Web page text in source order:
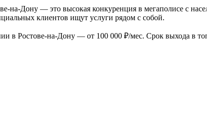
на-Дону — это высокая конкуренция в мегаполисе с
клиентов ищут услуги рядом с собой.
в Ростове-на-Дону — от 100 000 ₽/мес. Срок выхода в